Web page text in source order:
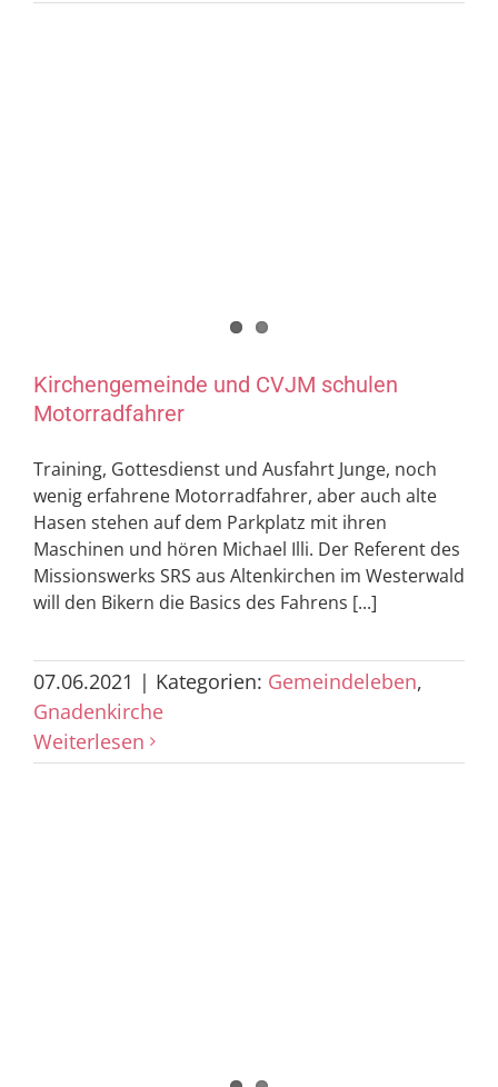
Kirchengemeinde und CVJM schulen
Motorradfahrer
Training, Gottesdienst und Ausfahrt Junge, noch
wenig erfahrene Motorradfahrer, aber auch alte
Hasen stehen auf dem Parkplatz mit ihren
Maschinen und hören Michael Illi. Der Referent des
Missionswerks SRS aus Altenkirchen im Westerwald
will den Bikern die Basics des Fahrens [...]
07.06.2021 | Kategorien: Gemeindeleben,
Gnadenkirche
Weiterlesen